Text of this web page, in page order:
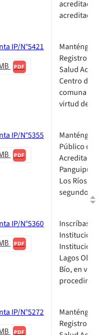
acreditado
IP/N°5421
PDF
Registro
Salud
Centro de
comuna de
virtud de
IP/N°5355
PDF
Público de
Los Ríos,
segundo
IP/N°5360
PDF
Inscríbase
Lagos
Bío, en
IP/N°5272
PDF
Registro